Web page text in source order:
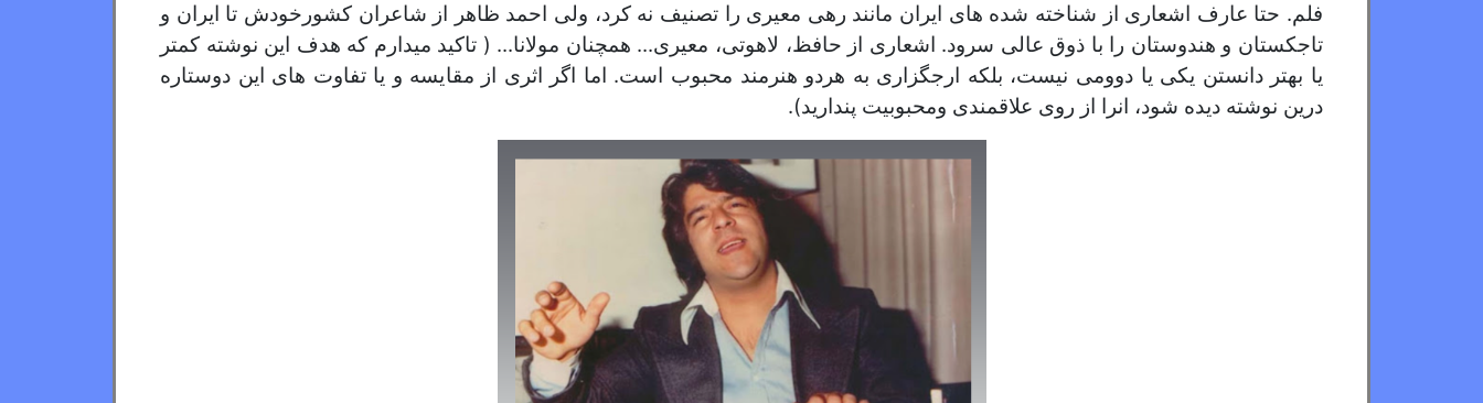
فلم. حتا عارف اشعاری از شناخته شده های ایران مانند رهی معیری را تصنیف نه کرد، ولی احمد ظاهر از شاعران کشورخودش تا ایران و
تاجکستان و هندوستان را با ذوق عالی سرود. اشعاری از حافظ، لاهوتی، معیری... همچنان مولانا... ( تاکید میدارم که هدف این نوشته کمتر
یا بهتر دانستن یکی یا دوومی نیست، بلکه ارجگزاری به هردو هنرمند محبوب است. اما اگر اثری از مقایسه و یا تفاوت های این دوستاره
درین نوشته دیده شود، انرا از روی علاقمندی ومحبوبیت پندارید).